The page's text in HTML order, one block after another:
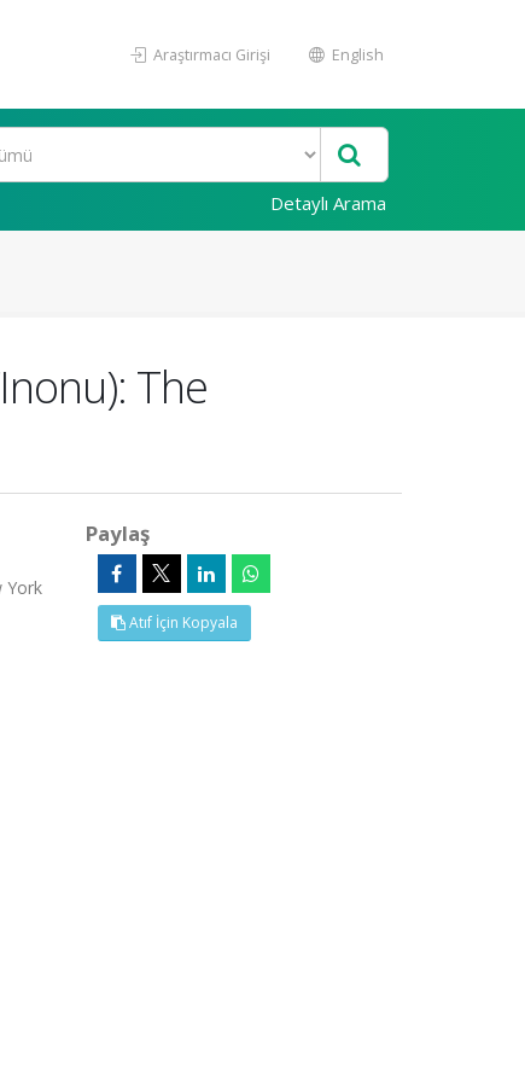
Araştırmacı Girişi English
Detaylı Arama
The
York
Paylaş
Atıf İçin Kopyala